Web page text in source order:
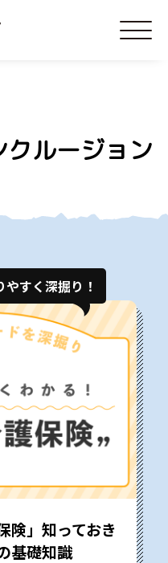
ルージョン
やすく深掘り！
」――知っておき
基礎知識